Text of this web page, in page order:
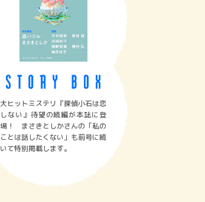
大ヒットミステリ『探偵小石は恋
しない』待望の続編が本誌に登
場！ まさきとしかさんの「私の
ことは話したくない」も前号に続
いて特別掲載します。